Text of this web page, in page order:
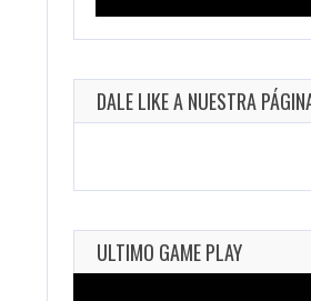
DALE LIKE A NUESTRA
ULTIMO GAME PLAY